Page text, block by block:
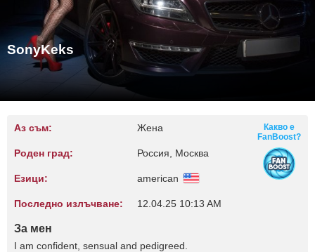
SonyKeks
Аз съм: Жена
Роден град: Россия, Москва
Езици: american
Последно излъчване: 12.04.25 10:13 AM
Какво е
FanBoost?
За мен
I am confident, sensual and pedigreed.